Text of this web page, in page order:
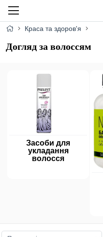
Краса та здоров'я
Догляд за волоссям
Засоби для
укладання
волосся